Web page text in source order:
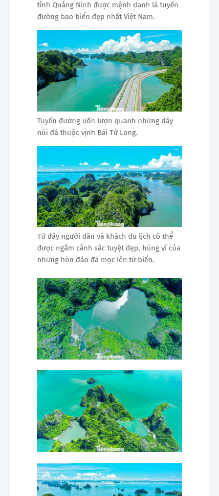
tỉnh Quảng Ninh được mệnh danh là tuyến
đường bao biển đẹp nhất Việt Nam.
Tuyến đường uốn lượn quanh những dãy
núi đá thuộc vịnh Bái Tử Long.
Từ đây người dân và khách du lịch có thể
được ngắm cảnh sắc tuyệt đẹp, hùng vĩ của
những hòn đảo đá mọc lên từ biển.